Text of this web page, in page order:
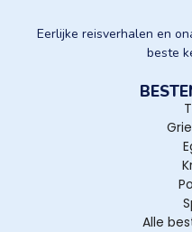
Eerlijke reisverhalen en
beste
Alle